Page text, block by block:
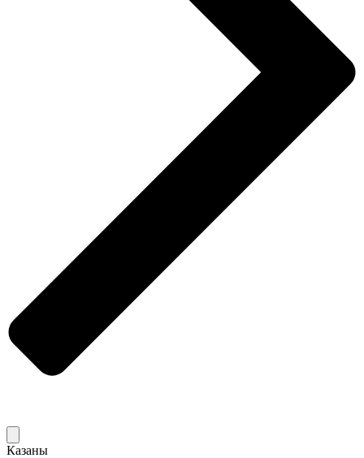
Казаны